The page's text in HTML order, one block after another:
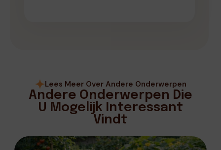
Lees Meer Over Andere Onderwerpen
Andere Onderwerpen Die
U Mogelijk Interessant
Vindt